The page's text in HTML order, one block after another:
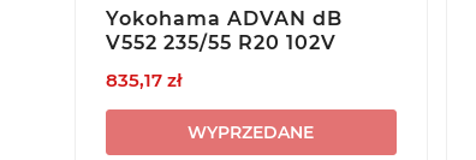
Yokohama ADVAN dB
V552 235/55 R20 102V
835,17 zł
WYPRZEDANE